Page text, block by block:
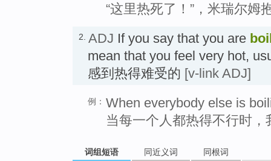
“这里热死了！”，米瑞尔姆
2. ADJ If you say that you are
mean that you feel very hot,
感到热得难受的 [v-link ADJ]
例： When everybody else is
当每一个人都热得不行时，
词组短语 同近义词 同根词